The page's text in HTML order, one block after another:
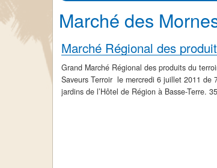
Marché des
Marché Régional des
Grand Marché Régional des produits du
Saveurs Terroir le mercredi 6 juillet 2011 de
jardins de l’Hôtel de Région à Basse-Terre.